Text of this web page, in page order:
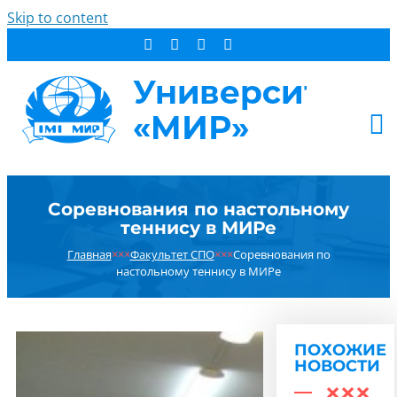
Skip to content
СТУДЕНТУ
ОБ УНИВЕРСИТЕТЕ
НОВОСТИ
РЕЗУЛЬТАТ ПОИСКА:
Соревнования по настольному
теннису в МИРе
Главная×××Факультет СПО×××Соревнования по
настольному теннису в МИРе
ПОХОЖИЕ
НОВОСТИ